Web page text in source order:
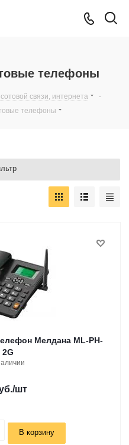
телефоны
связи, интернета
-
телефоны
Мелдана ML-PH-
2G
/шт
В корзину